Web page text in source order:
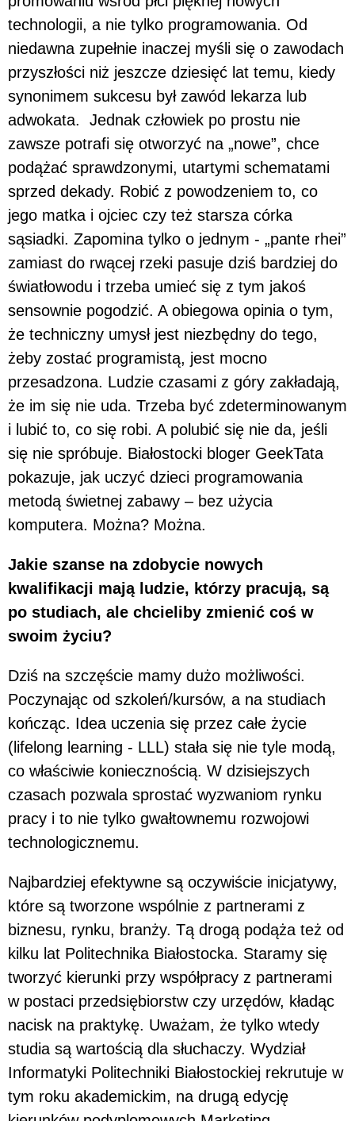
technologii, a nie tylko programowania. Od
niedawna zupełnie inaczej myśli się o zawodach
przyszłości niż jeszcze dziesięć lat temu, kiedy
synonimem sukcesu był zawód lekarza lub
adwokata. Jednak człowiek po prostu nie
zawsze potrafi się otworzyć na „nowe”, chce
podążać sprawdzonymi, utartymi schematami
sprzed dekady. Robić z powodzeniem to, co
jego matka i ojciec czy też starsza córka
sąsiadki. Zapomina tylko o jednym - „pante rhei”
zamiast do rwącej rzeki pasuje dziś bardziej do
światłowodu i trzeba umieć się z tym jakoś
sensownie pogodzić. A obiegowa opinia o tym,
że techniczny umysł jest niezbędny do tego,
żeby zostać programistą, jest mocno
przesadzona. Ludzie czasami z góry zakładają,
że im się nie uda. Trzeba być zdeterminowanym
i lubić to, co się robi. A polubić się nie da, jeśli
się nie spróbuje. Białostocki bloger GeekTata
pokazuje, jak uczyć dzieci programowania
metodą świetnej zabawy – bez użycia
komputera. Można? Można.
Jakie szanse na zdobycie nowych
kwalifikacji mają ludzie, którzy pracują, są
po studiach, ale chcieliby zmienić coś w
swoim życiu?
Dziś na szczęście mamy dużo możliwości.
Poczynając od szkoleń/kursów, a na studiach
kończąc. Idea uczenia się przez całe życie
(lifelong learning - LLL) stała się nie tyle modą,
co właściwie koniecznością. W dzisiejszych
czasach pozwala sprostać wyzwaniom rynku
pracy i to nie tylko gwałtownemu rozwojowi
technologicznemu.
Najbardziej efektywne są oczywiście inicjatywy,
które są tworzone wspólnie z partnerami z
biznesu, rynku, branży. Tą drogą podąża też od
kilku lat Politechnika Białostocka. Staramy się
tworzyć kierunki przy współpracy z partnerami
w postaci przedsiębiorstw czy urzędów, kładąc
nacisk na praktykę. Uważam, że tylko wtedy
studia są wartością dla słuchaczy. Wydział
Informatyki Politechniki Białostockiej rekrutuje w
tym roku akademickim, na drugą edycję